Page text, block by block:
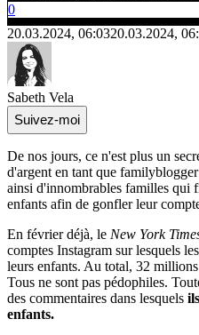
0
20.03.2024, 06:0320.03.2024,
Sabeth Vela
Suivez-moi
De nos jours, ce n'est plus un
d'argent en tant que
ainsi d'innombrables familles qui
enfants afin de gonfler leur
En février déjà, le New York
comptes Instagram sur lesquels
leurs enfants. Au total, 32
Tous ne sont pas pédophiles.
des commentaires dans lesquels
enfants.